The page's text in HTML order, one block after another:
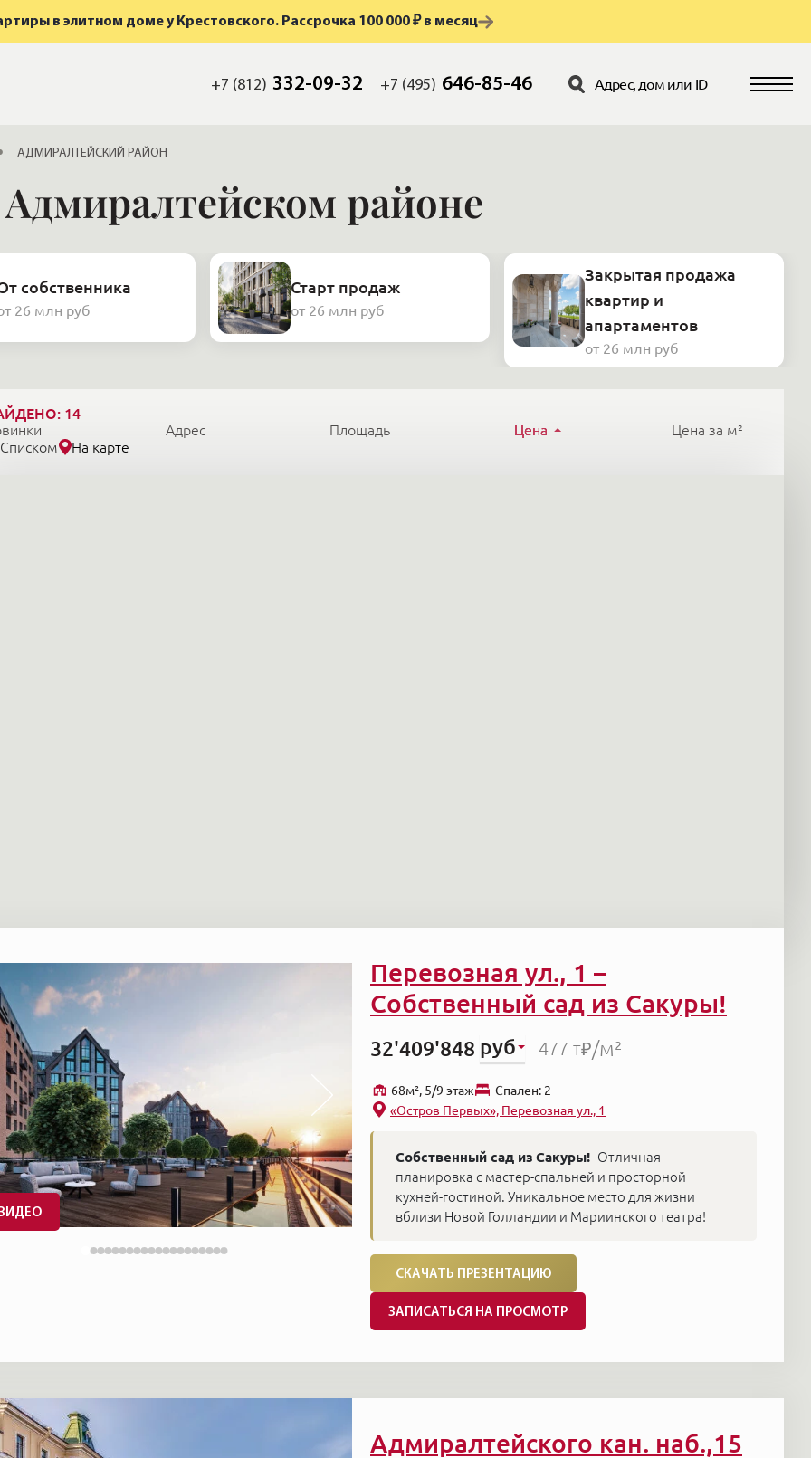
в элитном доме у Крестовского. Рассрочка 100 000 ₽ в месяц
+7 (812) 332-09-32 +7 (495) 646-85-46
АДМИРАЛТЕЙСКИЙ РАЙОН
районе
собственника
26 млн руб
Старт продаж
от 26 млн руб
Закрытая продажа
квартир и
апартаментов
от 26 млн руб
14
Адрес Площадь Цена
Цена за м²
Списком
На карте
Перевозная ул., 1 –
Собственный сад из Сакуры!
32'409'848 руб 477 т₽/м²
68м², 5/9 этаж
Cпален: 2
«Остров Первых», Перевозная ул., 1
Собственный сад из Сакуры! Отличная
планировка с мастер-спальней и просторной
кухней-гостиной. Уникальное место для жизни
вблизи Новой Голландии и Мариинского театра!
СКАЧАТЬ ПРЕЗЕНТАЦИЮ
ЗАПИСАТЬСЯ НА ПРОСМОТР
Адмиралтейского кан. наб.,15